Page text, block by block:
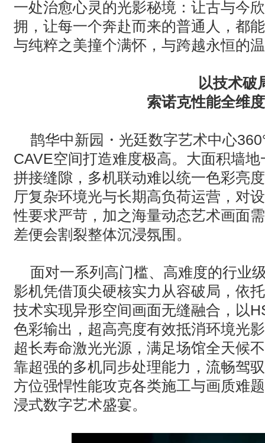
一处治愈心灵的光影秘境：让古与今
拥，让每一个奔赴而来的普通人，都
与纯粹之美撞个满怀，与跨越永恒的
以技术破
索诺克性能全维
鹊华中新园・光廷数字艺术中心
CAVE空间打造难度极高。大面积墙
拼接缝隙，多机联动难以统一色彩亮
厅复杂环境光与长期高负荷运营，对
性要求严苛，加之海量动态艺术画面
差便会割裂整体沉浸氛围。
面对一系列高门槛、高难度的行业
影机凭借顶尖硬核实力从容破局，依
技术实现异形空间画面无缝融合，以
色彩输出，超高亮度有效抵消环境光
超长寿命激光光源，满足场馆全天候
靠超强的多机同步处理能力，流畅驾
方位强悍性能攻克各类施工与画质难
浸式数字艺术盛宴。